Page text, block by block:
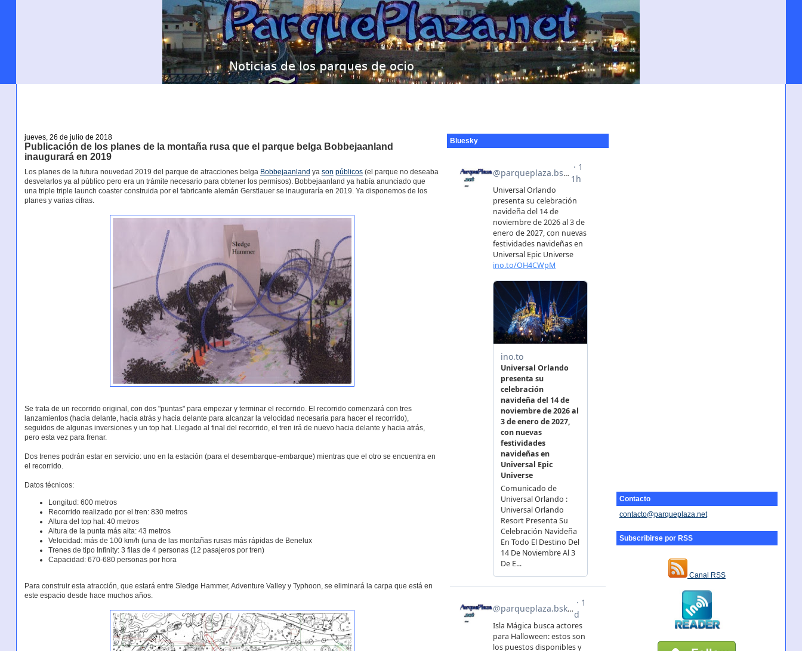
Contacto
contacto@parqueplaza.net
Subscribirse por RSS
Canal RSS
jueves, 26 de julio de 2018
Publicación de los planes de la montaña rusa que el parque belga Bobbejaanland
inaugurará en 2019
Los planes de la futura nouvedad 2019 del parque de atracciones belga Bobbejaanland ya son públicos(el parque no deseaba
desvelarlos ya al público pero era un trámite necesario para obtener los permisos). Bobbejaanland ya había anunciado que
una triple triple launch coaster construida por el fabricante alemán Gerstlauer se inauguraría en 2019. Ya disponemos de los
planes y varias cifras.
Se trata de un recorrido original, con dos "puntas" para empezar y terminar el recorrido. El recorrido comenzará con tres
lanzamientos (hacia delante, hacia atrás y hacia delante para alcanzar la velocidad necesaria para hacer el recorrido),
seguidos de algunas inversiones y un top hat. Llegado al final del recorrido, el tren irá de nuevo hacia delante y hacia atrás,
pero esta vez para frenar.
Dos trenes podrán estar en servicio: uno en la estación (para el desembarque-embarque) mientras que el otro se encuentra en
el recorrido.
Datos técnicos:
Longitud: 600 metros
Recorrido realizado por el tren: 830 metros
Altura del top hat: 40 metros
Altura de la punta más alta: 43 metros
Velocidad: más de 100 km/h (una de las montañas rusas más rápidas de Benelux
Trenes de tipo Infinity: 3 filas de 4 personas (12 pasajeros por tren)
Capacidad: 670-680 personas por hora
Para construir esta atracción, que estará entre Sledge Hammer, Adventure Valley y Typhoon, se eliminará la carpa que está en
este espacio desde hace muchos años.
Bluesky